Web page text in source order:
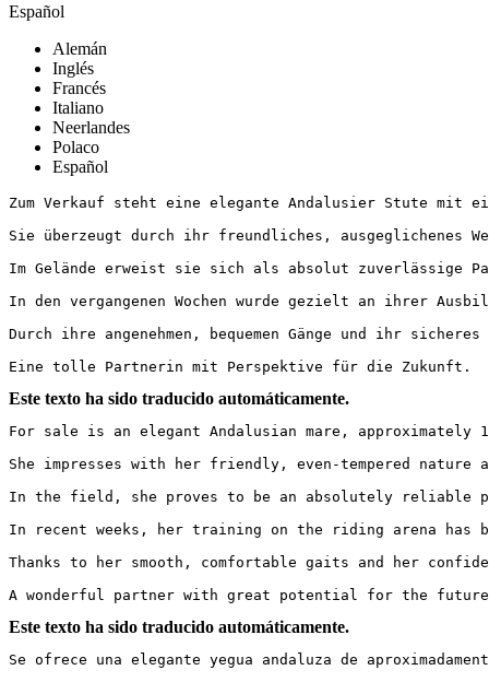
Español
Alemán
Inglés
Francés
Italiano
Neerlandes
Polaco
Español
Zum Verkauf steht eine elegante Andalusier Stute mit
Sie überzeugt durch ihr freundliches, ausgeglichenes
Im Gelände erweist sie sich als absolut zuverlässige
In den vergangenen Wochen wurde gezielt an ihrer
Durch ihre angenehmen, bequemen Gänge und ihr
Eine tolle Partnerin mit Perspektive für die Zukunft.
Este texto ha sido traducido automáticamente.
For sale is an elegant Andalusian mare,
She impresses with her friendly, even-tempered
In the field, she proves to be an absolutely reliable
In recent weeks, her training on the riding arena has
Thanks to her smooth, comfortable gaits and her
A wonderful partner with great potential for the
Este texto ha sido traducido automáticamente.
Se ofrece una elegante yegua andaluza de